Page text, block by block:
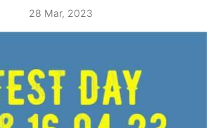
28 Mar, 2023